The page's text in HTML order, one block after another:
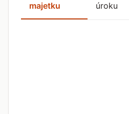
majetku
úroku